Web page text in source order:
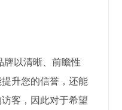
牌以清晰、前瞻性
升您的信誉，还能
客，因此对于希望